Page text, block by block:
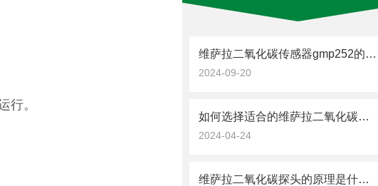
维萨拉二氧化碳传感器gmp252的数据处理与分析技术
2024-09-20
如何选择适合的维萨拉二氧化碳探头？
2024-04-24
维萨拉二氧化碳探头的原理是什么？
行。